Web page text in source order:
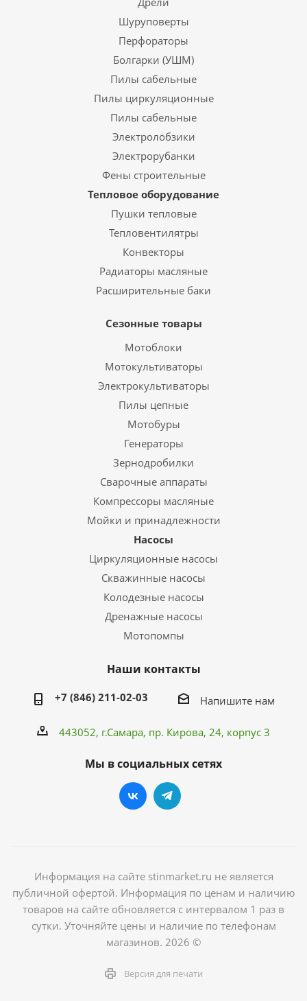
Шуруповерты
Перфораторы
Болгарки (УШМ)
Пилы сабельные
Пилы циркуляционные
Пилы сабельные
Электролобзики
Электрорубанки
Фены строительные
Тепловое оборудование
Пушки тепловые
Тепловентилятры
Конвекторы
Радиаторы масляные
Расширительные баки
Сезонные товары
Мотоблоки
Мотокультиваторы
Электрокультиваторы
Пилы цепные
Мотобуры
Генераторы
Зернодробилки
Сварочные аппараты
Компрессоры масляные
Мойки и принадлежности
Насосы
Циркуляционные насосы
Скважинные насосы
Колодезные насосы
Дренажные насосы
Мотопомпы
Наши контакты
+7 (846) 211-02-03 Напишите нам
443052, г.Самара, пр. Кирова, 24, корпус 3
Мы в социальных сетях
Информация на сайте stinmarket.ru не является
публичной офертой. Информация по ценам и наличию
товаров на сайте обновляется с интервалом 1 раз в
сутки. Уточняйте цены и наличие по телефонам
магазинов. 2026 ©
Версия для печати